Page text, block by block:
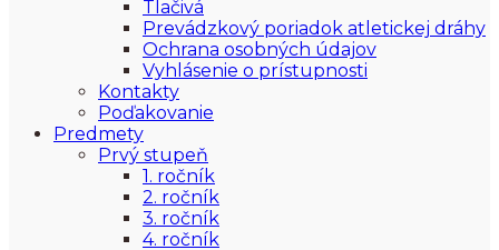
Tlačivá
Prevádzkový poriadok atletickej dráhy
Ochrana osobných údajov
Vyhlásenie o prístupnosti
Kontakty
Poďakovanie
Predmety
Prvý stupeň
1. ročník
2. ročník
3. ročník
4. ročník